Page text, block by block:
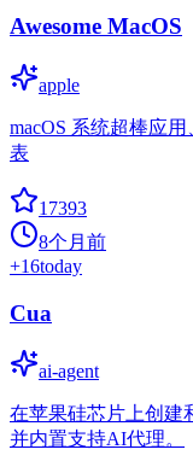
Awesome MacOS
apple
macOS 系统超棒应
表
17393
8个月前
+16today
Cua
ai-agent
在苹果硅芯片上创建
并内置支持AI代理。